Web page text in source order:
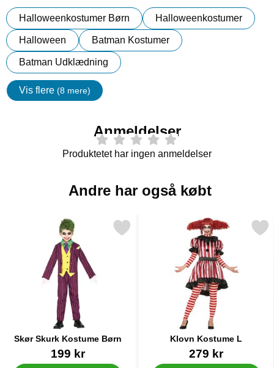
Halloweenkostumer Børn Halloweenkostumer
Halloween Batman Kostumer
Batman Udklædning
Vis flere (8 mere)
Egenskaper
Anmeldelser
Produktetet har ingen anmeldelser
Andre har også købt
Skør Skurk Kostume Børn
Varenr 84578199 kr
Markér skør Skurk Kostume Børn som favorit
Klovn Kostume L
Varenr 43846279 kr
Markér klovn